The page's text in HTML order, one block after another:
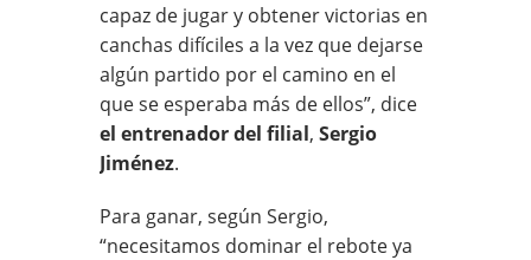
capaz de jugar y obtener victorias en
canchas difíciles a la vez que dejarse
algún partido por el camino en el
que se esperaba más de ellos”, dice
el entrenador del filial, Sergio
Jiménez.
Para ganar, según Sergio,
“necesitamos dominar el rebote ya